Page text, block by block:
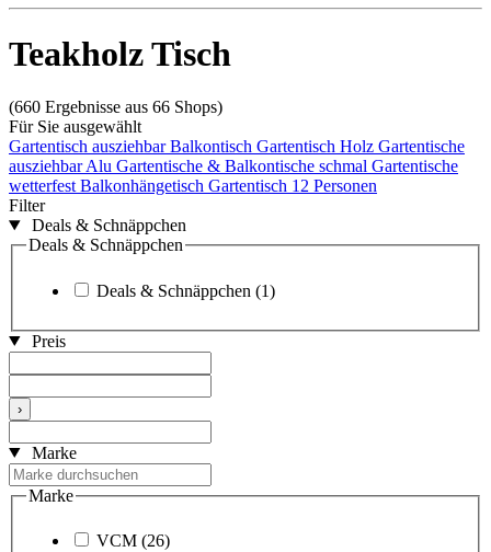
Teakholz Tisch
(660 Ergebnisse aus 66 Shops)
Für Sie ausgewählt
Gartentisch ausziehbarBalkontisch Gartentisch Holz Gartentische
ausziehbar Alu Gartentische & Balkontische schmal Gartentische
wetterfest Balkonhängetisch Gartentisch 12 Personen
Filter
Deals & Schnäppchen
Deals & Schnäppchen
Deals & Schnäppchen (1)
Preis
›
Marke
Marke
VCM (26)